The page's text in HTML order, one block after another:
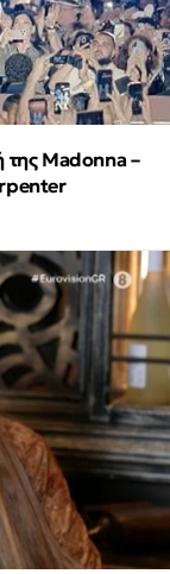
της Madonna –